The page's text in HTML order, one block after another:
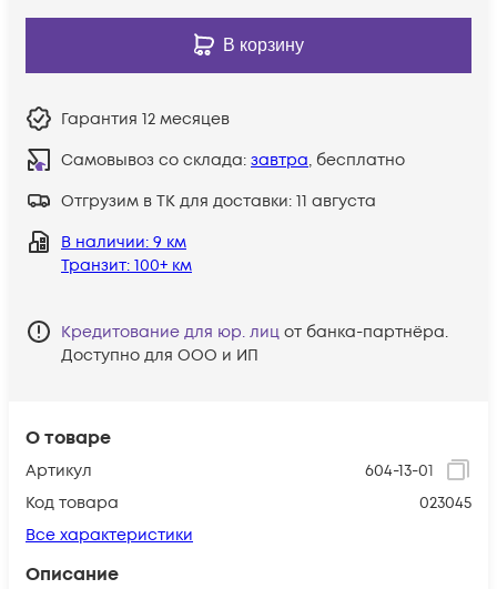
О товаре
Артикул
604-13-01
Код товара
023045
Все характеристики
Описание
В корзину
Гарантия 12 месяцев
Самовывоз со склада: завтра, бесплатно
Отгрузим в ТК для доставки: 11 августа
В наличии: 9 км
Транзит: 100+ км
Кредитование для юр. лиц от банка-партнёра.
Доступно для ООО и ИП